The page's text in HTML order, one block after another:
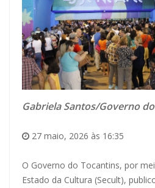
Gabriela Santos/Governo
27 maio, 2026 às 16:35
O Governo do Tocantins, por
Estado da Cultura (Secult),